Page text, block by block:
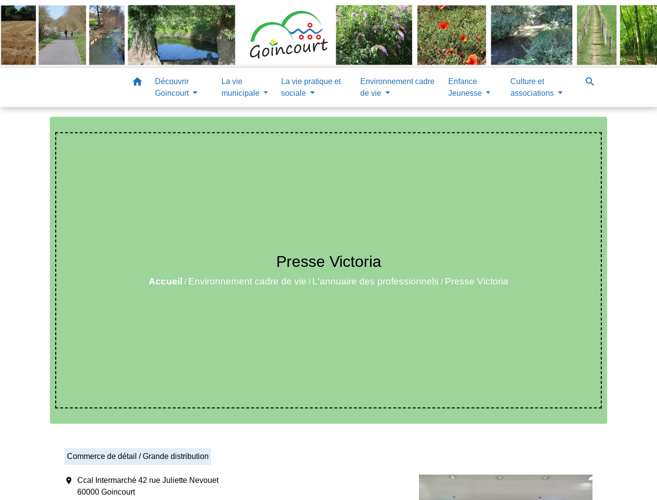
home
Découvrir
Goincourt
La vie
municipale
La vie pratique et
sociale
Environnement cadre
de vie
Enfance
Jeunesse
Culture et
associations
search
Presse Victoria
Accueil / Environnement cadre de vie / L'annuaire des professionnels / Presse Victoria
Commerce de détail / Grande distribution
location_on
Ccal Intermarché 42 rue Juliette Nevouet
60000 Goincourt